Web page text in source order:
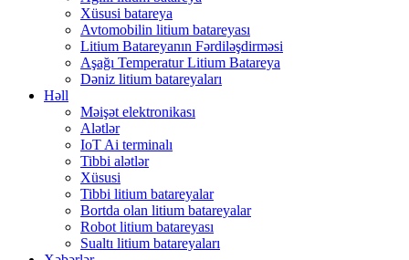
Xüsusi batareya
Avtomobilin litium batareyası
Litium Batareyanın Fərdiləşdirməsi
Aşağı Temperatur Litium Batareya
Dəniz litium batareyaları
Həll
Məişət elektronikası
Alətlər
IoT Ai terminalı
Tibbi alətlər
Xüsusi
Tibbi litium batareyalar
Bortda olan litium batareyalar
Robot litium batareyası
Sualtı litium batareyaları